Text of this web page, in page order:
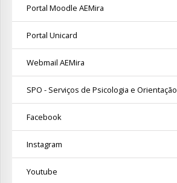
Portal Moodle AEMira
Portal Unicard
Webmail AEMira
SPO - Serviços de Psicologia e Orientação
Facebook
Instagram
Youtube